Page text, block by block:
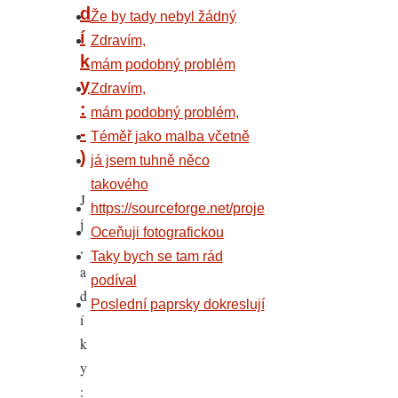
komunistů
to
tam
bylo
by
eddicek
d
í
k
y
:
-
)
J
j
,
a
d
í
k
y
:
Že by tady nebyl žádný
Zdravím,
mám podobný problém
Zdravím,
mám podobný problém,
Téměř jako malba včetně
já jsem tuhně něco
takového
https://sourceforge.net/proje
Oceňuji fotografickou
Taky bych se tam rád
podíval
Poslední paprsky dokreslují